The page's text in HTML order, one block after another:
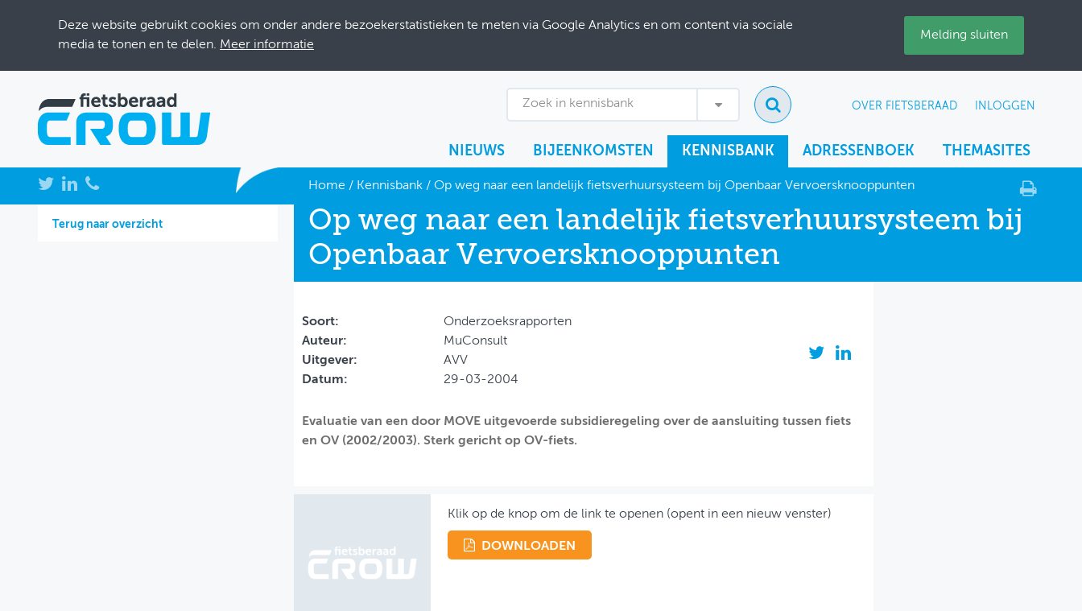
Deze website gebruikt cookies om onder andere bezoekerstatistieken te meten via Google Analytics en om content via sociale
media te tonen en te delen. Meer informatie
Melding sluiten
Zoek in kennisbank OVER FIETSBERAAD INLOGGEN
NIEUWS BIJEENKOMSTEN KENNISBANK ADRESSENBOEK THEMASITES
NIEUWS
BIJEENKOMSTEN
Home / Kennisbank/ Op weg naar een landelijk fietsverhuursysteem bij Openbaar Vervoersknooppunten
Terug naar overzicht
Op weg naar een landelijk fietsverhuursysteem bij
Openbaar Vervoersknooppunten
Soort:
Onderzoeksrapporten
Auteur:
MuConsult
Uitgever:
AVV
Datum:
29-03-2004
Evaluatie van een door MOVE uitgevoerde subsidieregeling over de aansluiting tussen fiets
en OV (2002/2003). Sterk gericht op OV-fiets.
Klik op de knop om de link te openen (opent in een nieuw venster)
DOWNLOADEN